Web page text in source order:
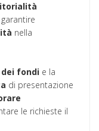
nella
fondi e la
di presentazione
le richieste il